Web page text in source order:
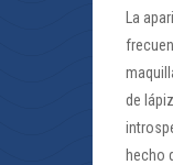
La
de
hecho